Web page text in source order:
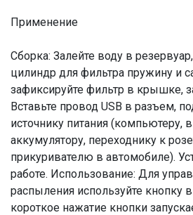
Применение
Сборка: Залейте воду в
цилиндр для фильтра пружину и
зафиксируйте фильтр в крышке,
Вставьте провод USB в разъем,
источнику питания (компьютеру,
аккумулятору, переходнику к
прикуривателю в автомобиле).
работе. Использование: Для
распыления используйте кнопку
короткое нажатие кнопки